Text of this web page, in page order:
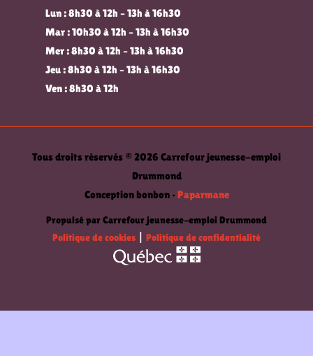
Lun : 8h30 à 12h – 13h à 16h30
Mar : 10h30 à 12h – 13h à 16h30
Mer : 8h30 à 12h – 13h à 16h30
Jeu : 8h30 à 12h – 13h à 16h30
Ven : 8h30 à 12h
Tous droits réservés © 2026 Carrefour jeunesse-emploi
Drummond
Conception bonbon • Paparmane
Propulsé par Carrefour jeunesse-emploi Drummond
Politique de cookies
Politique de confidentialité